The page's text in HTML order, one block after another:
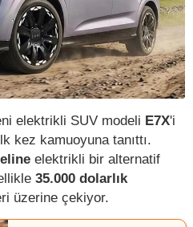
elektrikli SUV modeli E7X'i
kez kamuoyuna tanıttı.
elektrikli bir alternatif
35.000 dolarlık
üzerine çekiyor.